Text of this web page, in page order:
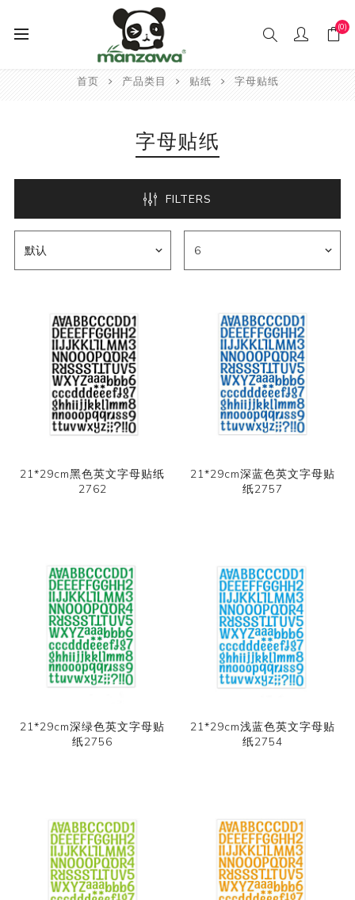
(0)
首页 产品类目 贴纸 字母贴纸
字母贴纸
FILTERS
21*29cm黑色英文字母贴纸
2762
21*29cm深蓝色英文字母贴
纸2757
21*29cm深绿色英文字母贴
纸2756
21*29cm浅蓝色英文字母贴
纸2754